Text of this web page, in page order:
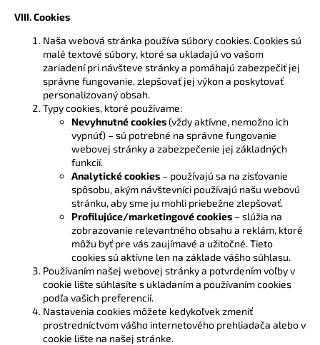
VIII. Cookies
Naša webová stránka používa súbory cookies. Cookies sú
malé textové súbory, ktoré sa ukladajú vo vašom
zariadení pri návšteve stránky a pomáhajú zabezpečiť jej
správne fungovanie, zlepšovať jej výkon a poskytovať
personalizovaný obsah.
Typy cookies, ktoré používame:
Nevyhnutné cookies(vždy aktívne, nemožno ich
vypnúť) – sú potrebné na správne fungovanie
webovej stránky a zabezpečenie jej základných
funkcií.
Analytické cookies – používajú sa na zisťovanie
spôsobu, akým návštevníci používajú našu webovú
stránku, aby sme ju mohli priebežne zlepšovať.
Profilujúce/marketingové cookies – slúžia na
zobrazovanie relevantného obsahu a reklám, ktoré
môžu byť pre vás zaujímavé a užitočné. Tieto
cookies sú aktívne len na základe vášho súhlasu.
Používaním našej webovej stránky a potvrdením voľby v
cookie lište súhlasíte s ukladaním a používaním cookies
podľa vašich preferencií.
Nastavenia cookies môžete kedykoľvek zmeniť
prostredníctvom vášho internetového prehliadača alebo v
cookie lište na našej stránke.